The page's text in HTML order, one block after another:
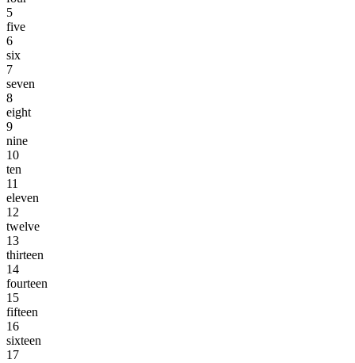
5
five
6
six
7
seven
8
eight
9
nine
10
ten
11
eleven
12
twelve
13
thirteen
14
fourteen
15
fifteen
16
sixteen
17